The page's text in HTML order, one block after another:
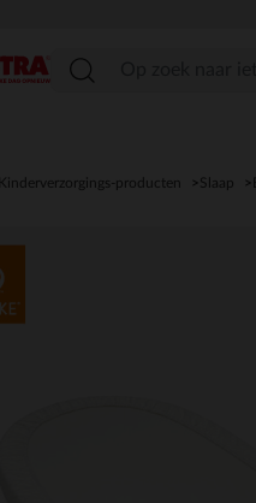
Kinderverzorgings-producten Slaap